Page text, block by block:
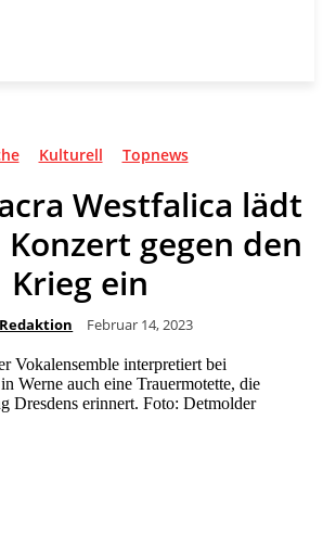
Kulturell Topnews
Westfalica lädt
gegen den
Krieg ein
Redaktion Februar 14, 2023